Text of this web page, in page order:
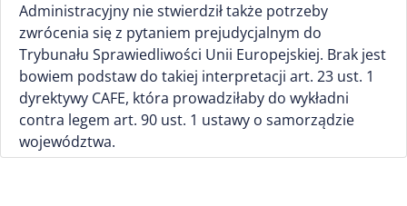
Administracyjny nie stwierdził także potrzeby
zwrócenia się z pytaniem prejudycjalnym do
Trybunału Sprawiedliwości Unii Europejskiej. Brak jest
bowiem podstaw do takiej interpretacji art. 23 ust. 1
dyrektywy CAFE, która prowadziłaby do wykładni
contra legem art. 90 ust. 1 ustawy o samorządzie
województwa.